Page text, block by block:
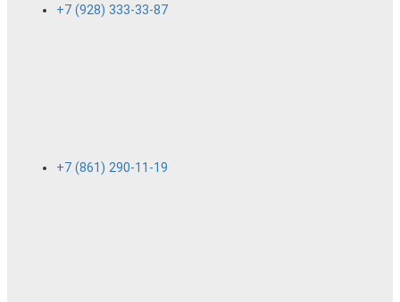
+7 (928) 333-33-87
+7 (861) 290-11-19